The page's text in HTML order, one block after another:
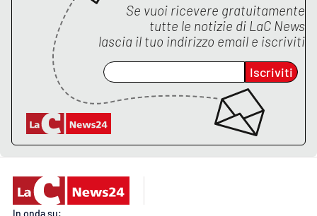
Catanzaro
Crotone
Vibo Valentia
Reggio Calabria
Cosenza
Lamezia Terme
Se vuoi ricevere gratuitamente
tutte le notizie di LaC News
lascia il tuo indirizzo email e iscriviti
Iscriviti
In onda su: